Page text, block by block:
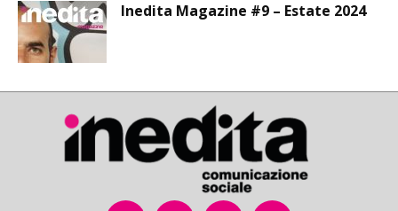
Inedita Magazine #9 – Estate 2024